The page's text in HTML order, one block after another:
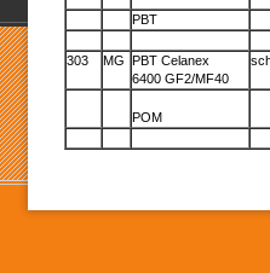
PBT
303 MG PBT Celanex
6400 GF2/MF40
POM